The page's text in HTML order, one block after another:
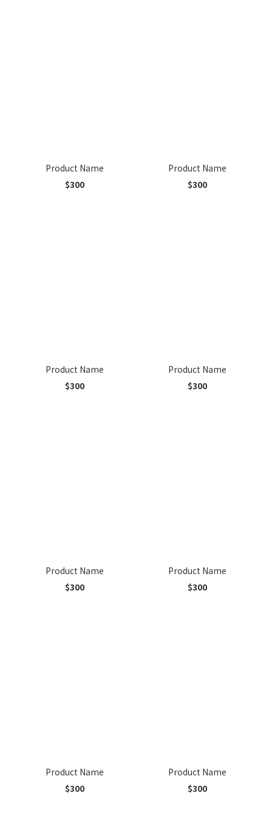
Product Name
$300
Product Name
$300
Product Name
$300
Product Name
$300
Product Name
$300
Product Name
$300
Product Name
$300
Product Name
$300